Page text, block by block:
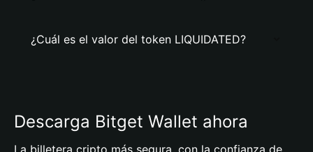
¿Cuál es el valor del token LIQUIDATED?
Descarga Bitget Wallet ahora
La billetera cripto más segura, con la confianza de